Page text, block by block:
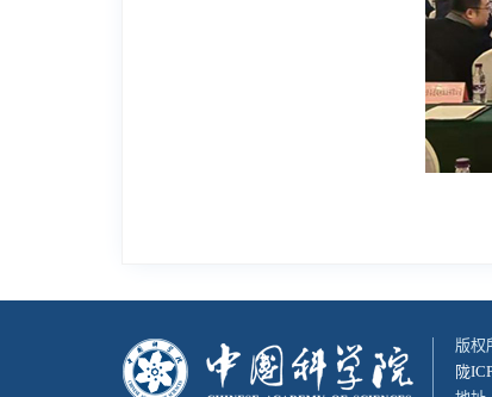
版权
陇